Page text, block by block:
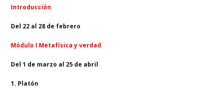
Introducción
Del 22 al 28 de febrero
Módulo I Metafísica y verdad
Del 1 de marzo al 25 de abril
1. Platón